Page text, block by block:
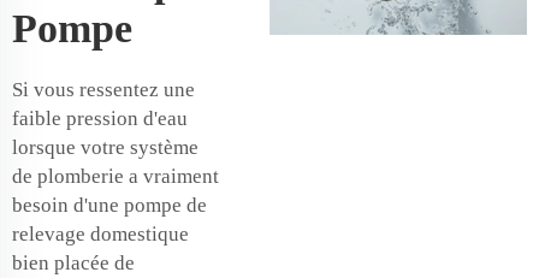
Pompe
Si vous ressentez une
faible pression d'eau
lorsque votre système
de plomberie a vraiment
besoin d'une pompe de
relevage domestique
bien placée de